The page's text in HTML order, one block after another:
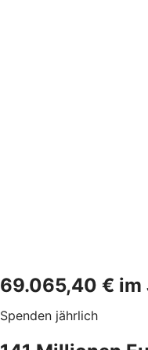
69.065,40 € im
Spenden jährlich